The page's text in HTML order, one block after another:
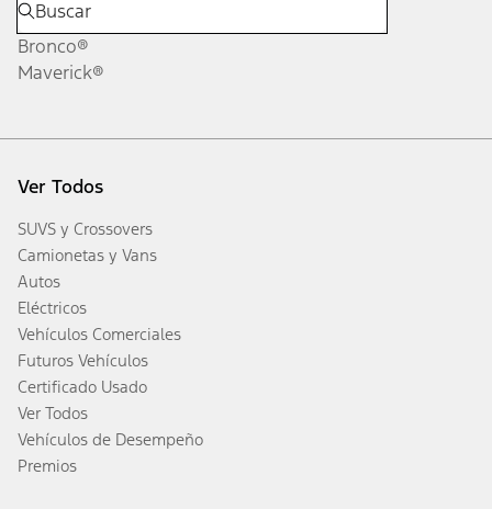
Bronco®
Maverick®
Ver Todos
SUVS y Crossovers
Camionetas y Vans
Autos
Eléctricos
Vehículos Comerciales
Futuros Vehículos
Certificado Usado
Ver Todos
Vehículos de Desempeño
Premios